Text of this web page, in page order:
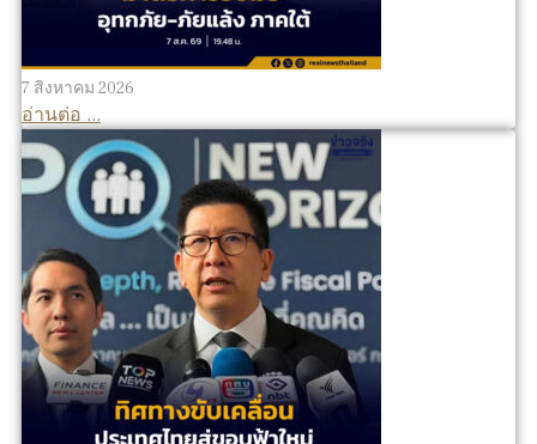
7 สิงหาคม 2026
อ่านต่อ ...